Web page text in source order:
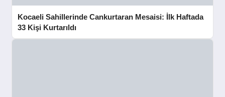
Kocaeli Sahillerinde Cankurtaran Mesaisi: İlk Haftada
33 Kişi Kurtarıldı